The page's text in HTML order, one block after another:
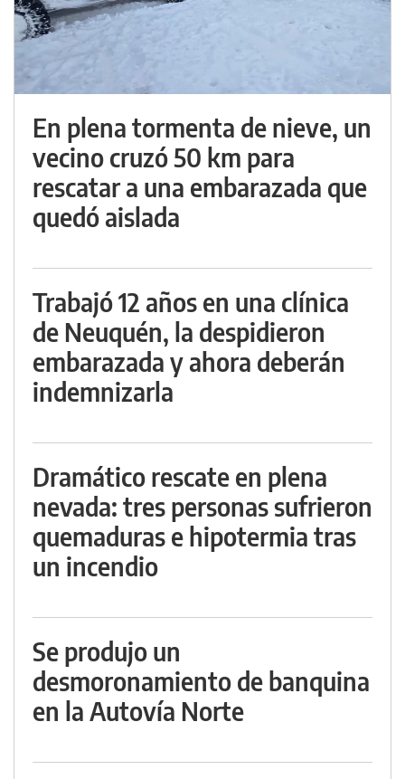
En plena tormenta de nieve, un
vecino cruzó 50 km para
rescatar a una embarazada que
quedó aislada
Trabajó 12 años en una clínica
de Neuquén, la despidieron
embarazada y ahora deberán
indemnizarla
Dramático rescate en plena
nevada: tres personas sufrieron
quemaduras e hipotermia tras
un incendio
Se produjo un
desmoronamiento de banquina
en la Autovía Norte